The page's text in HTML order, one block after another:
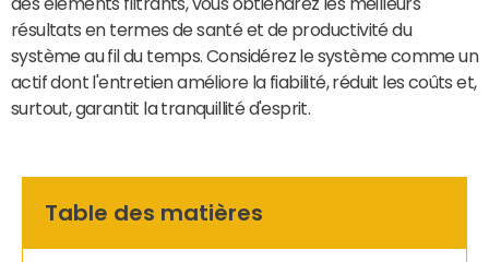
résultats en termes de santé et de productivité du
système au fil du temps. Considérez le système comme un
actif dont l'entretien améliore la fiabilité, réduit les coûts et,
surtout, garantit la tranquillité d'esprit.
Table des matières